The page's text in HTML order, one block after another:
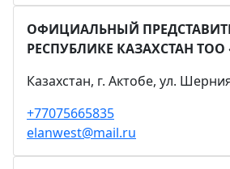
ОФИЦИАЛЬНЫЙ
РЕСПУБЛИКЕ КАЗАХСТАН ТОО
Казахстан, г. Актобе, ул.
+77075665835
elanwest@mail.ru